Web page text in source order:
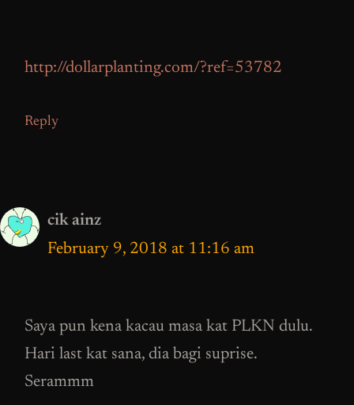
http://dollarplanting.com/?ref=53782
Reply
cik ainz
February 9, 2018 at 11:16 am
Saya pun kena kacau masa kat PLKN dulu.
Hari last kat sana, dia bagi suprise.
Serammm